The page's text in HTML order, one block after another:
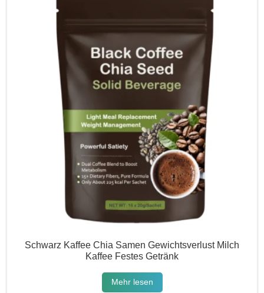
Schwarz Kaffee Chia Samen Gewichtsverlust Milch
Kaffee Festes Getränk
Mehr lesen